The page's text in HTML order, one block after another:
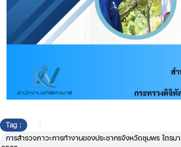
Tag :
การสำรวจภาวะการทำงานของประชากรจังหวัดชุมพร ไตร